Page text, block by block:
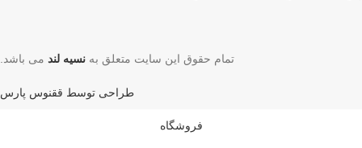
تمام حقوق این سایت متعلق به نسیه لند می باشد.
طراحی توسط ققنوس پارس
فروشگاه